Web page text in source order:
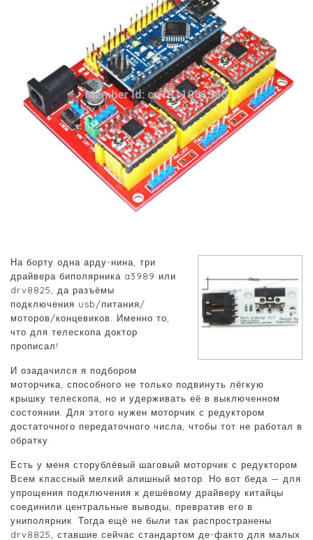
На борту одна арду-нина, три
драйвера биполярника a3989 или
drv8825, да разъёмы
подключения usb/питания/
моторов/концевиков. Именно то,
что для телескопа доктор
прописал!
И озадачился я подбором
моторчика, способного не только подвинуть лёгкую
крышку телескопа, но и удерживать её в выключенном
состоянии. Для этого нужен моторчик с редуктором
достаточного передаточного числа, чтобы тот не работал в
обратку.
Есть у меня сторублёвый шаговый моторчик с редуктором.
Всем классный мелкий алишный мотор. Но вот беда — для
упрощения подключения к дешёвому драйверу китайцы
соединили центральные выводы, превратив его в
униполярник. Тогда ещё не были так распространены
drv8825, ставшие сейчас стандартом де-факто для малых